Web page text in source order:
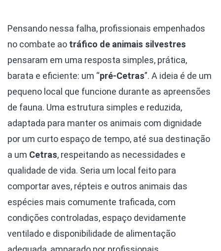
Pensando nessa falha, profissionais empenhados
no combate ao tráfico de animais silvestres
pensaram em uma resposta simples, prática,
barata e eficiente: um “pré-Cetras”. A ideia é de um
pequeno local que funcione durante as apreensões
de fauna. Uma estrutura simples e reduzida,
adaptada para manter os animais com dignidade
por um curto espaço de tempo, até sua destinação
a um Cetras, respeitando as necessidades e
qualidade de vida. Seria um local feito para
comportar aves, répteis e outros animais das
espécies mais comumente traficada, com
condições controladas, espaço devidamente
ventilado e disponibilidade de alimentação